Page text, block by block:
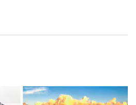
в череде
и нарастающего